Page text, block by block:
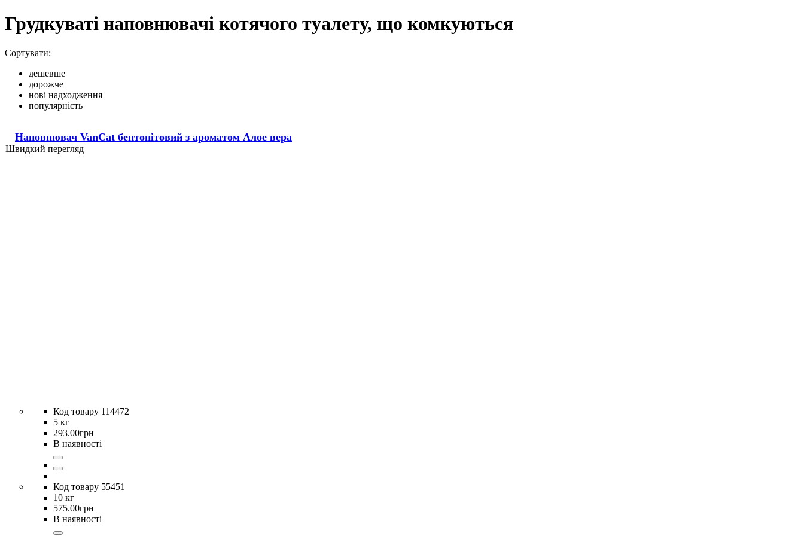
Грудкуваті наповнювачі котячого туалету, що комкуються
Сортувати:
дешевше
дорожче
нові надходження
популярність
Наповнювач VanCat бентонітовий з ароматом Алое вера
Швидкий перегляд
114472
5 кг
293.00грн
В наявності
55451
10 кг
575.00грн
В наявності